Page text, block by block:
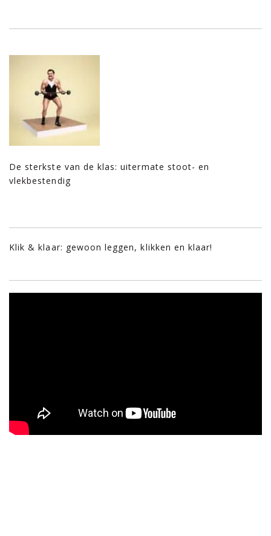
De sterkste van de klas: uitermate stoot- en
vlekbestendig
Klik & klaar: gewoon leggen, klikken en klaar!